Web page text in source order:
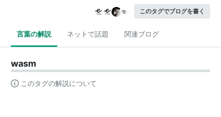
このタグでブログを書く
言葉の解説 ネットで話題 関連ブログ
wasm
このタグの解説について